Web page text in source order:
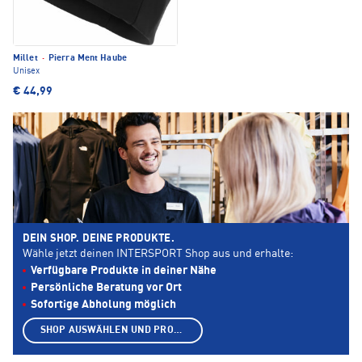
Millet ·
Pierra Ment Haube
Unisex
€ 44,99
DEIN SHOP. DEINE PRODUKTE.
Wähle jetzt deinen INTERSPORT Shop aus und erhalte:
Verfügbare Produkte in deiner Nähe
Persönliche Beratung vor Ort
Sofortige Abholung möglich
SHOP AUSWÄHLEN UND PRODUKTE ANZEIGEN